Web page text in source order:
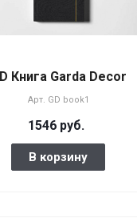
Книга Garda Decor
Арт. GD book1
1546 руб.
В корзину